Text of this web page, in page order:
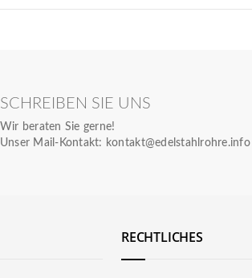
SCHREIBEN SIE UNS
Wir beraten Sie gerne!
Unser Mail-Kontakt: kontakt@edelstahlrohre.info
RECHTLICHES